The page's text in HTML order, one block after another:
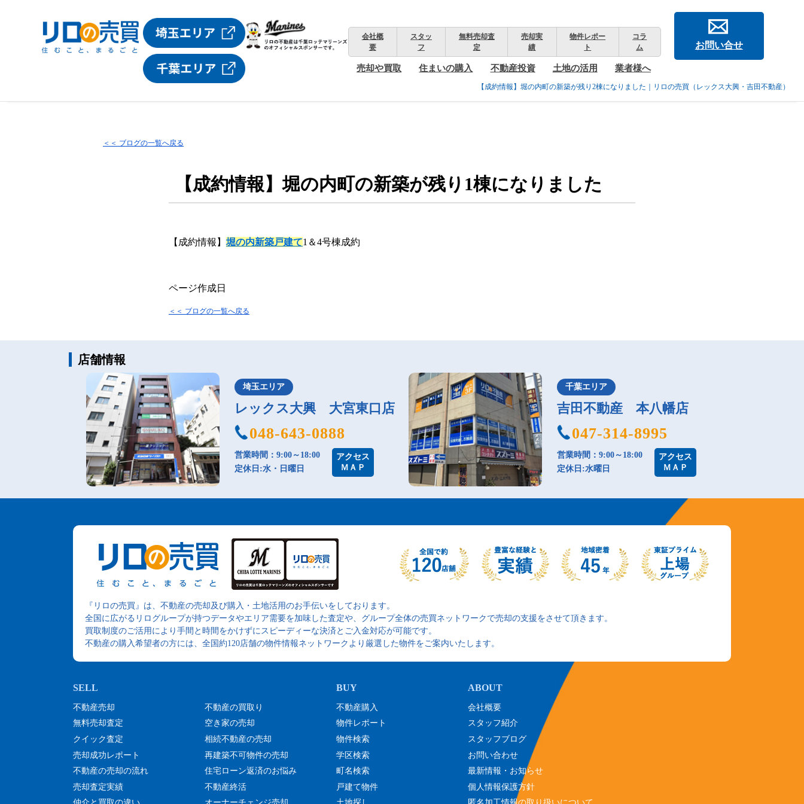
【成約情報】堀の内町の新築が残り2棟になりました｜リロの売買（レックス大興・吉田不動産）
会社概
要
スタッ
フ
無料売却査
定
売却実
績
物件レポー
ト
コラ
ム
売却や買取 住まいの購入 不動産投資 土地の活用 業者様へ
お問い合せ
＜＜ ブログの一覧へ戻る
【成約情報】堀の内町の新築が残り1棟になりました
【成約情報】 堀の内新築戸建て1＆4号棟成約
ページ作成日
＜＜ ブログの一覧へ戻る
店舗情報
埼玉エリア
レックス大興 大宮東口店
048-643-0888
営業時間：9:00～18:00
定休日:水・日曜日
アクセス
ＭＡＰ
千葉エリア
吉田不動産 本八幡店
047-314-8995
営業時間：9:00～18:00
定休日:水曜日
アクセス
ＭＡＰ
『リロの売買』は、不動産の売却及び購入・土地活用のお手伝いをしております。
全国に広がるリログループが持つデータやエリア需要を加味した査定や、グループ全体の売買ネットワークで売却の支援をさせて頂きます。
買取制度のご活用により手間と時間をかけずにスピーディーな決済とご入金対応が可能です。
不動産の購入希望者の方には、全国約120店舗の物件情報ネットワークより厳選した物件をご案内いたします。
不動産売却
無料売却査定
クイック査定
売却成功レポート
不動産の売却の流れ
売却査定実績
不動産の買取り
空き家の売却
相続不動産の売却
再建築不可物件の売却
住宅ローン返済のお悩み
不動産終活
不動産購入
物件レポート
物件検索
学区検索
町名検索
戸建て物件
会社概要
スタッフ紹介
スタッフブログ
お問い合わせ
最新情報・お知らせ
個人情報保護方針